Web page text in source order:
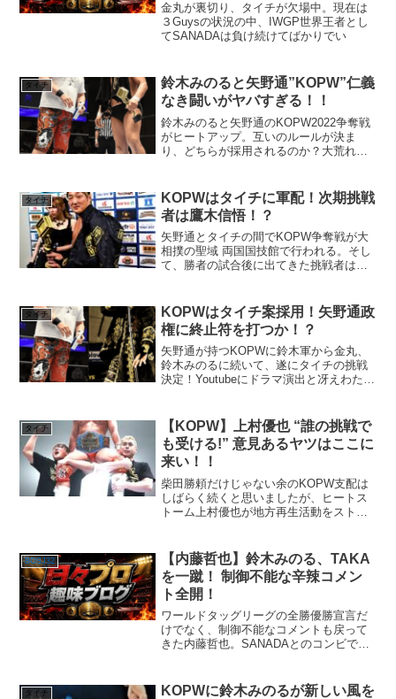
金丸が裏切り、タイチが欠場中。現在は
３Guysの状況の中、IWGP世界王者とし
てSANADAは負け続けてばかりでい
タイチ
鈴木みのると矢野通”KOPW”仁義
なき闘いがヤバすぎる！！
鈴木みのると矢野通のKOPW2022争奪戦
がヒートアップ。互いのルールが決ま
り、どちらが採用されるのか？大荒れ必
タイチ
KOPWはタイチに軍配！次期挑戦
者は鷹木信悟！？
矢野通とタイチの間でKOPW争奪戦が大
相撲の聖域 両国国技館で行われる。そし
て、勝者の試合後に出てきた挑戦者はな
タイチ
KOPWはタイチ案採用！矢野通政
権に終止符を打つか！？
矢野通が持つKOPWに鈴木軍から金丸、
鈴木みのるに続いて、遂にタイチの挑戦
決定！Youtubeにドラマ演出と冴えわたる
タイチ
【KOPW】上村優也 “誰の挑戦で
も受ける!” 意見あるヤツはここに
来い！！
柴田勝頼だけじゃない余のKOPW支配は
しばらく続くと思いましたが、ヒートス
トーム上村優也が地方再生活動をストッ
が柴田勝頼の名を出したことで、強い新
日本プロレス、KO...
BOSJ32
【内藤哲也】鈴木みのる、TAKA
を一蹴！ 制御不能な辛辣コメン
ト全開！
ワールドタッグリーグの全勝優勝宣言だ
けでなく、制御不能なコメントも戻って
きた内藤哲也。SANADAとのコンビで更
タイチ
KOPWに鈴木みのるが新しい風を